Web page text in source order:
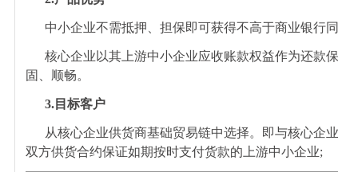
中小企业不需抵押、担保即可获得不高于商业银行
核心企业以其上游中小企业应收账款权益作为还款
固、顺畅。
3.目标客户
从核心企业供货商基础贸易链中选择。即与核心企
双方供货合约保证如期按时支付货款的上游中小企业;